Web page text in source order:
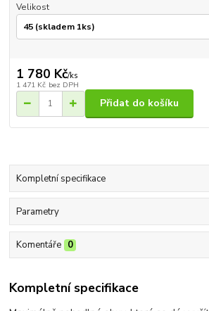
Velikost
1 780 Kč/ks
1 471 Kč bez DPH
Přidat do košíku
Kompletní specifikace
Parametry
Komentáře 0
Kompletní specifikace